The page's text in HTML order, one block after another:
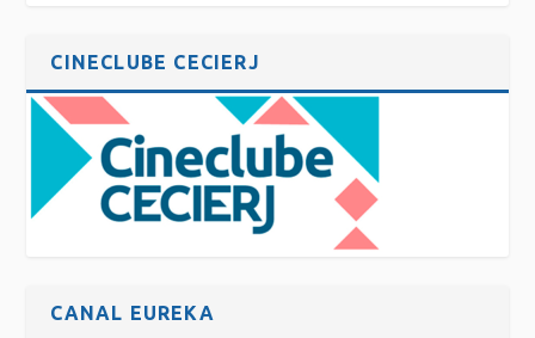
CINECLUBE CECIERJ
CANAL EUREKA